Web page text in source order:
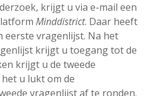
krijgt u via e-mail een
Minddistrict. Daar heeft
eerste vragenlijst. Na het
krijgt u toegang tot de
krijgt u de tweede
u lukt om de
vragenlijst af te ronden.